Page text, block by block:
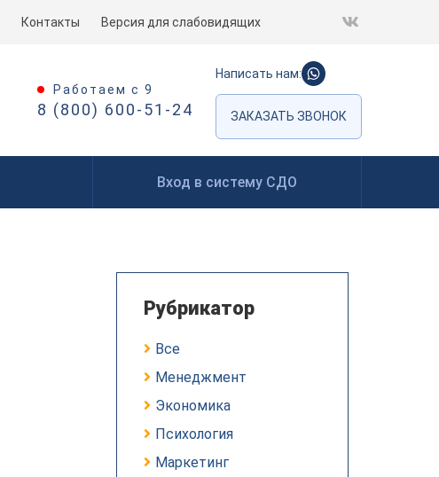
Контакты Версия для слабовидящих
Работаем с 9
8 (800) 600-51-24
Написать нам:
ЗАКАЗАТЬ ЗВОНОК
Вход в систему СДО
Рубрикатор
Все
Менеджмент
Экономика
Психология
Маркетинг